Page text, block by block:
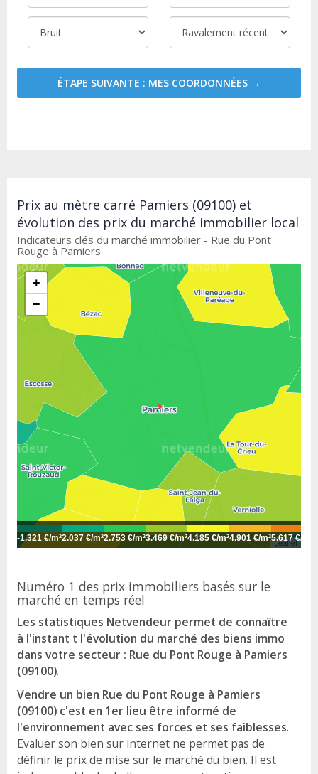
ÉTAPE SUIVANTE : MES COORDONNÉES →
Prix au mètre carré Pamiers (09100) et
évolution des prix du marché immobilier local
Indicateurs clés du marché immobilier - Rue du Pont
Rouge à Pamiers
+
−
Leaflet
-1.321 €/m²2.037 €/m²2.753 €/m²3.469 €/m²4.185 €/m²4.901 €/m²5.617 €/m²
Numéro 1 des prix immobiliers basés sur le
marché en temps réel
Les statistiques Netvendeur permet de connaître
à l'instant t l'évolution du marché des biens immo
dans votre secteur : Rue du Pont Rouge à Pamiers
(09100).
Vendre un bien Rue du Pont Rouge à Pamiers
(09100) c'est en 1er lieu être informé de
l'environnement avec ses forces et ses faiblesses.
Evaluer son bien sur internet ne permet pas de
définir le prix de mise sur le marché du bien. Il est